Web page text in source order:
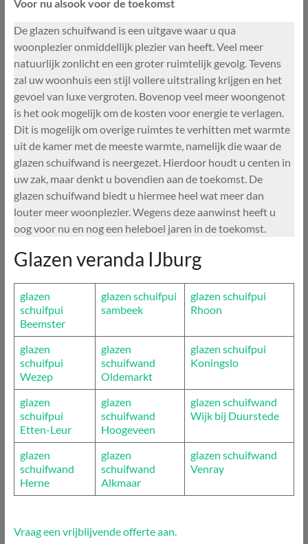
Voor nu alsook voor de toekomst
De glazen schuifwand is een uitgave waar u qua
woonplezier onmiddellijk plezier van heeft. Veel meer
natuurlijk zonlicht en een groter ruimtelijk gevolg. Tevens
zal uw woonhuis een stijl vollere uitstraling krijgen en het
gevoel van luxe vergroten. Bovenop veel meer woongenot
is het ook mogelijk om de kosten voor energie te verlagen.
Dit is mogelijk om overige ruimtes te verhitten met warmte
uit de kamer met de meeste warmte, namelijk die waar de
glazen schuifwand is neergezet. Hierdoor houdt u centen in
uw zak, maar denkt u bovendien aan de toekomst. De
glazen schuifwand biedt u hiermee heel wat meer dan
louter meer woonplezier. Wegens deze aanwinst heeft u
oog voor nu en nog een heleboel jaren in de toekomst.
Glazen veranda IJburg
glazen
schuifpui
Beemster
glazen schuifpui
sambeek
glazen schuifpui
Rhoon
glazen
schuifpui
Wezep
glazen
schuifwand
Oldemarkt
glazen schuifpui
Koningslo
glazen
schuifpui
Etten-Leur
glazen
schuifwand
Hoogeveen
glazen schuifwand
Wijk bij Duurstede
glazen
schuifwand
Herne
glazen
schuifwand
Alkmaar
glazen schuifwand
Venray
Vraag een vrijblijvende offerte aan.